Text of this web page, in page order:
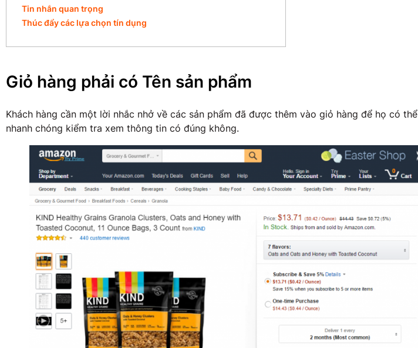
Tin nhắn quan trọng
Thúc đẩy các lựa chọn tín dụng
Giỏ hàng phải có Tên sản phẩm
Khách hàng cần một lời nhắc nhở về các sản phẩm đã được thêm vào giỏ hàng để họ có thể
nhanh chóng kiểm tra xem thông tin có đúng không.